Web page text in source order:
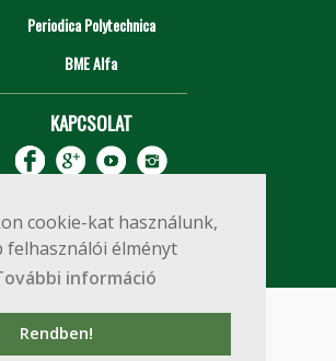
cookie-kat használunk,
felhasználói élményt
információ
Rendben!
Periodica Polytechnica
BME Alfa
KAPCSOLAT
© 2020 BME Építőmérnöki Kar
Budapest, Műegyetem rkp. 3.